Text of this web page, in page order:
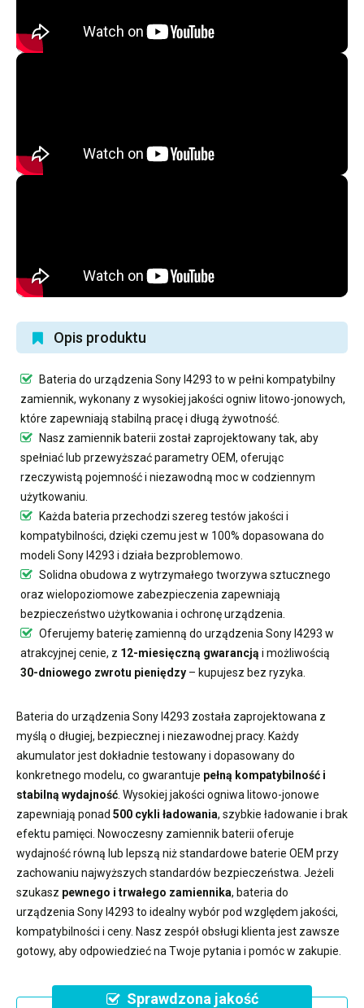
Opis produktu
Bateria do urządzenia Sony I4293 to w pełni kompatybilny
zamiennik, wykonany z wysokiej jakości ogniw litowo-jonowych,
które zapewniają stabilną pracę i długą żywotność.
Nasz zamiennik baterii został zaprojektowany tak, aby
spełniać lub przewyższać parametry OEM, oferując
rzeczywistą pojemność i niezawodną moc w codziennym
użytkowaniu.
Każda bateria przechodzi szereg testów jakości i
kompatybilności, dzięki czemu jest w 100% dopasowana do
modeli Sony I4293 i działa bezproblemowo.
Solidna obudowa z wytrzymałego tworzywa sztucznego
oraz wielopoziomowe zabezpieczenia zapewniają
bezpieczeństwo użytkowania i ochronę urządzenia.
Oferujemybaterię zamienną do urządzenia Sony I4293 w
atrakcyjnej cenie, z 12-miesięczną gwarancją i możliwością
30-dniowego zwrotu pieniędzy – kupujesz bez ryzyka.
Bateria do urządzenia Sony I4293 została zaprojektowana z
myślą o długiej, bezpiecznej i niezawodnej pracy. Każdy
akumulator jest dokładnie testowany i dopasowany do
konkretnego modelu, co gwarantuje pełną kompatybilność i
stabilną wydajność . Wysokiej jakości ogniwa litowo-jonowe
zapewniają ponad 500 cykli ładowania, szybkie ładowanie i brak
efektu pamięci. Nowoczesny zamiennik baterii oferuje
wydajność równą lub lepszą niż standardowe baterie OEM przy
zachowaniu najwyższych standardów bezpieczeństwa. Jeżeli
szukasz pewnego i trwałego zamiennika, bateria do
urządzenia Sony I4293 to idealny wybór pod względem jakości,
kompatybilności i ceny. Nasz zespół obsługi klienta jest zawsze
gotowy, aby odpowiedzieć na Twoje pytania i pomóc w zakupie.
Sprawdzona jakość